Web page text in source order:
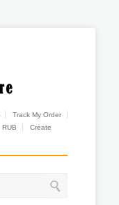
Track My Order
RUB
Create